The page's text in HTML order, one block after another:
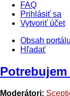
FAQ
Prihlásiť sa
Vytvoriť účet
Obsah portálu
Hľadať
Moderátori: